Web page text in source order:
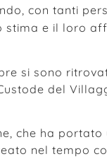
con tanti
stima e il loro
si sono
del
che ha
nel tempo